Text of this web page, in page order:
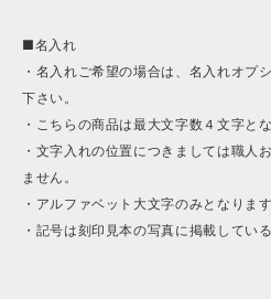
■名入れ
・名入れご希望の場合は、名入れオプ
下さい。
・こちらの商品は最大文字数４文字と
・文字入れの位置につきましては職人
ません。
・アルファベット大文字のみとなります
・記号は刻印見本の写真に掲載してい